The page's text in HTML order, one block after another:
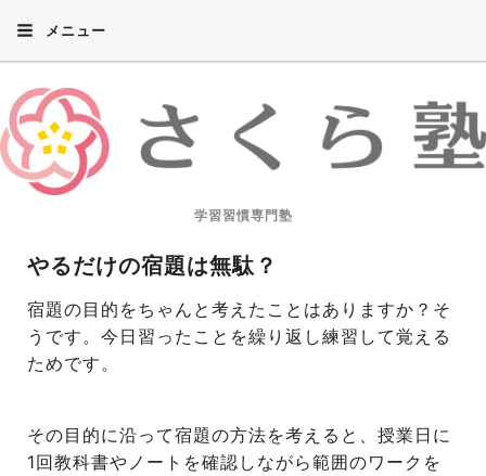
メニュー
学習習慣専門塾
やるだけの宿題は無駄？
宿題の目的をちゃんと考えたことはありますか？そ
うです。今日習ったことを繰り返し練習して覚える
ためです。
その目的に沿って宿題の方法を考えると、授業日に
1回教科書やノートを確認しながら範囲のワークを